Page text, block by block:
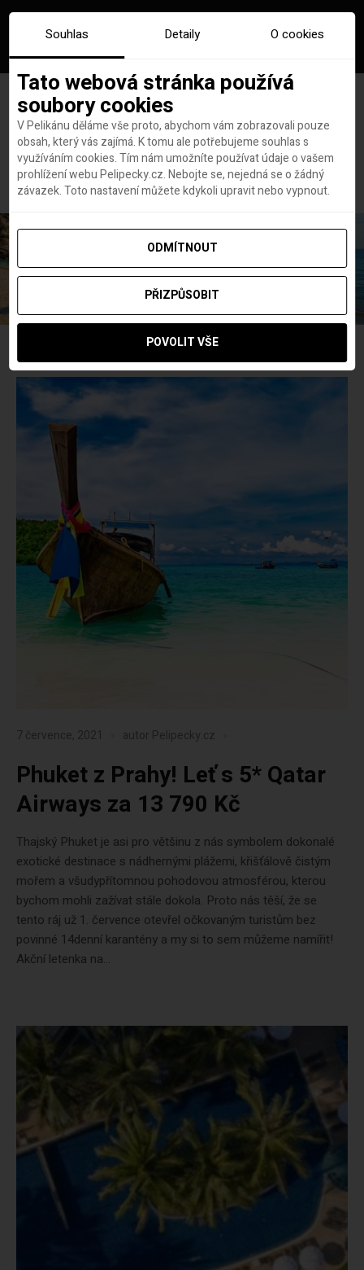
Hlavní stránka dovolena phuket
Štítek:dovolena phuket
7 července, 2021 autor Pelipecky.cz
Phuket z Prahy! Leť s 5* Qatar
Airways za 13 790 Kč
Thajský Phuket je asi pro většinu z nás symbolem dokonalé
exotické destinace s nádhernými plážemi, křišťálově čistým
mořem a všudypřítomnou pohodovou atmosférou, kterou
bychom mohli zažívat stále dokola. Proto nás těší, že se
tento ráj už 1. července otevřel očkovaným turistům bez
povinné 14denní karantény a my si to sem můžeme namířit!
Akční letenka na...
Souhlas Detaily O cookies
Tato webová stránka používá
soubory cookies
V Pelikánu děláme vše proto, abychom vám zobrazovali pouze
obsah, který vás zajímá. K tomu ale potřebujeme souhlas s
využíváním cookies. Tím nám umožníte používat údaje o vašem
prohlížení webu Pelipecky.cz. Nebojte se, nejedná se o žádný
závazek. Toto nastavení můžete kdykoli upravit nebo vypnout.
ODMÍTNOUT
PŘIZPŮSOBIT
POVOLIT VŠE